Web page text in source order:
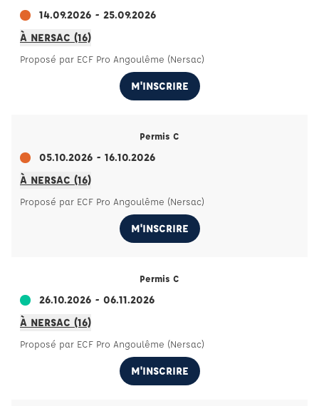
14.09.2026 - 25.09.2026
À NERSAC (16)
Proposé par ECF Pro Angoulême (Nersac)
M'INSCRIRE
Permis C
05.10.2026 - 16.10.2026
À NERSAC (16)
Proposé par ECF Pro Angoulême (Nersac)
M'INSCRIRE
Permis C
26.10.2026 - 06.11.2026
À NERSAC (16)
Proposé par ECF Pro Angoulême (Nersac)
M'INSCRIRE